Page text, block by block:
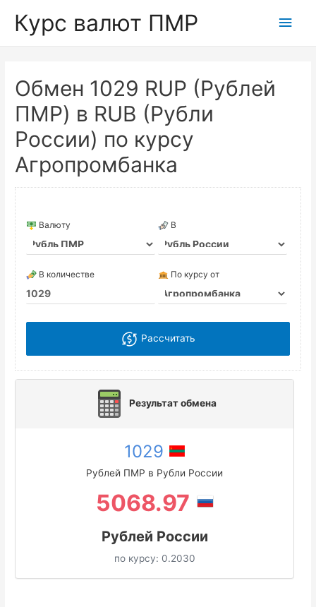
Курс валют ПМР
Обмен 1029 RUP (Рублей
ПМР) в RUB (Рубли
России) по курсу
Агропромбанка
Валюту В
В количестве По курсу от
Рассчитать
Результат обмена
1029
Рублей ПМР в Рубли России
5068.97
Рублей России
по курсу: 0.2030